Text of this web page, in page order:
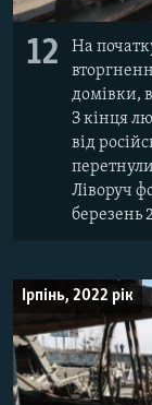
12
На
домівки,
З кінця
від
Ліворуч
березень
Ірпінь, 2022 рік